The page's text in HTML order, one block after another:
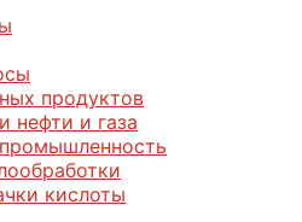
продуктов
нефти и газа
кислоты